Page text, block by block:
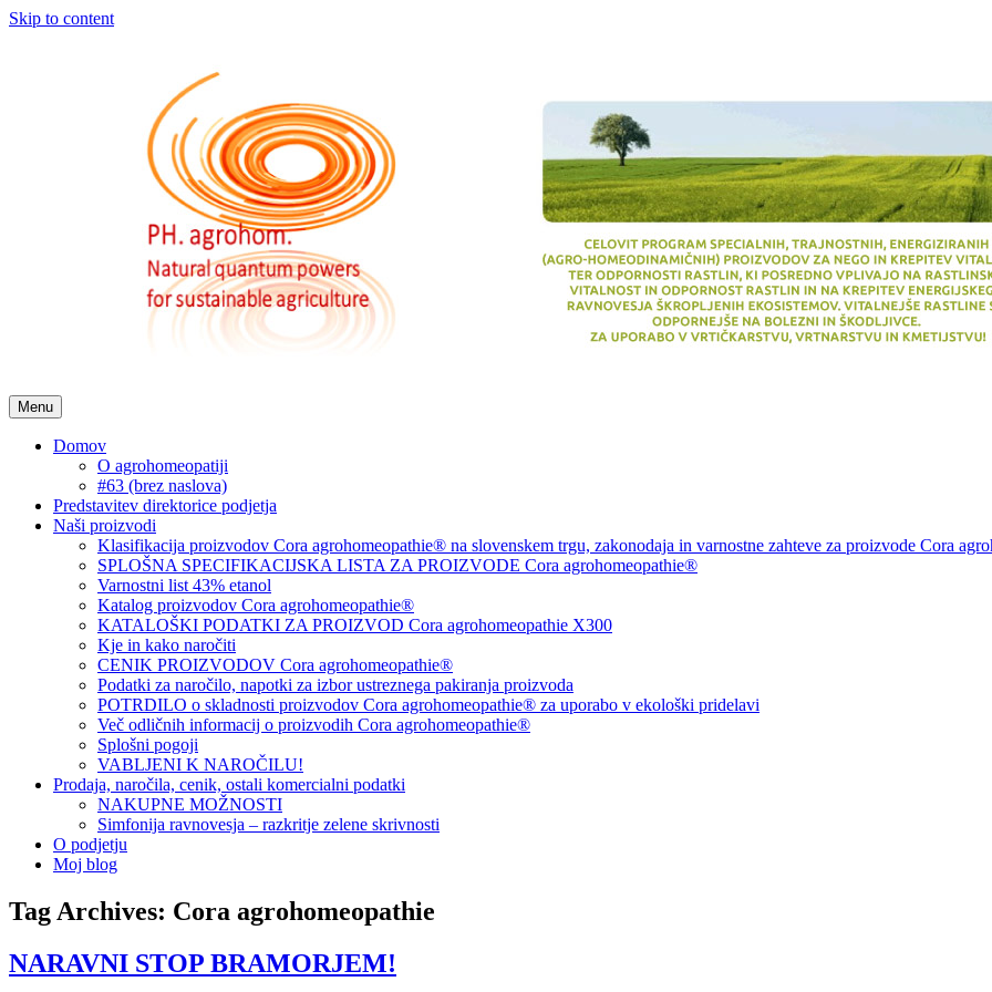
Skip to content
Menu
Domov
O agrohomeopatiji
#63 (brez naslova)
Predstavitev direktorice podjetja
Naši proizvodi
Klasifikacija proizvodov Cora agrohomeopathie® na slovenskem trgu, zakonodaja in varnostne zahteve za proizvode Cora
SPLOŠNA SPECIFIKACIJSKA LISTA ZA PROIZVODE Cora agrohomeopathie®
Varnostni list 43% etanol
Katalog proizvodov Cora agrohomeopathie®
KATALOŠKI PODATKI ZA PROIZVOD Cora agrohomeopathie X300
Kje in kako naročiti
CENIK PROIZVODOV Cora agrohomeopathie®
Podatki za naročilo, napotki za izbor ustreznega pakiranja proizvoda
POTRDILO o skladnosti proizvodov Cora agrohomeopathie® za uporabo v ekološki pridelavi
Več odličnih informacij o proizvodih Cora agrohomeopathie®
Splošni pogoji
VABLJENI K NAROČILU!
Prodaja, naročila, cenik, ostali komercialni podatki
NAKUPNE MOŽNOSTI
Simfonija ravnovesja – razkritje zelene skrivnosti
O podjetju
Moj blog
Tag Archives: Cora agrohomeopathie
NARAVNI STOP BRAMORJEM!